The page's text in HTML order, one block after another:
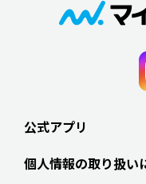
公式アプリ
個人情報の取り扱い